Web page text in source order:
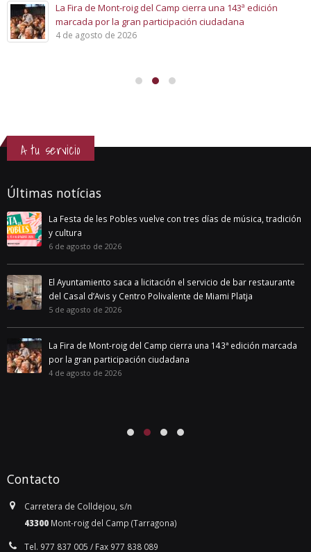
La Fira de Mont-roig del Camp cierra una 143ª edición
marcada por la gran participación ciudadana
4 de agosto de 2026
A tu servicio
Últimas notícias
La Festa de les Pobles vuelve con tres días de música, tradición
y cultura
6 de agosto de 2026
El Ayuntamiento saca a licitación el servicio de bar restaurante
del Casal d’Avis y Centro Polivalente de Miami Platja
5 de agosto de 2026
La Fira de Mont-roig del Camp cierra una 143ª edición marcada
por la gran participación ciudadana
4 de agosto de 2026
Contacto
Carretera de Colldejou, s/n
43300 Mont-roig del Camp (Tarragona)
Tel. 977 837 005 / Fax 977 838 089